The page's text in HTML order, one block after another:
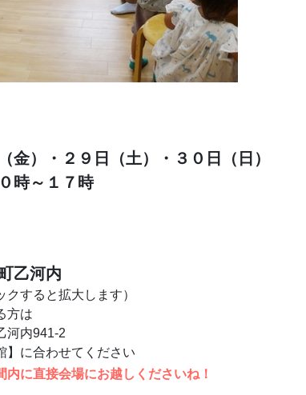
金）・２９日（土）・３０日（日）
１７時
乙河内
クすると拡大します）
方は
河内941-2
】に合わせてください
内に直接会場にお越しくださいね！